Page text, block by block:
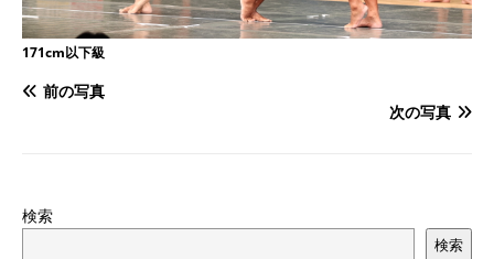
171cm以下級
前の写真
次の写真
検索
検索